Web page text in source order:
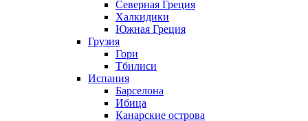
Северная Греция
Халкидики
Южная Греция
Грузия
Гори
Тбилиси
Испания
Барселона
Ибица
Канарские острова